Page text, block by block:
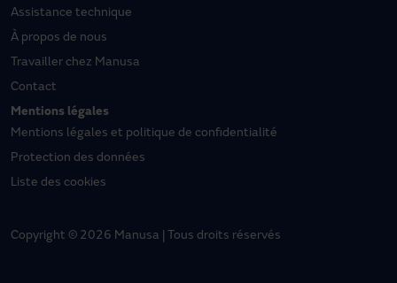
Assistance technique
À propos de nous
Travailler chez Manusa
Contact
Mentions légales
Mentions légales et politique de confidentialité
Protection des données
Liste des cookies
Copyright © 2026 Manusa | Tous droits réservés